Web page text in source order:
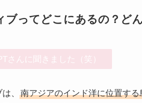
ブってどこにあるの？ど
さんに聞きました（笑）
、 南アジアのインド洋に位置する